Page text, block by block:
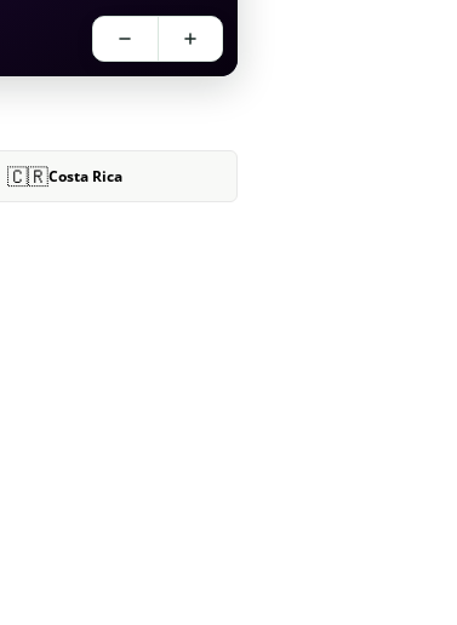
🇨🇷Costa Rica